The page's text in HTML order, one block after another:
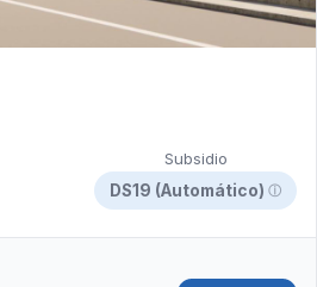
Subsidio
DS19 (Automático) ⓘ